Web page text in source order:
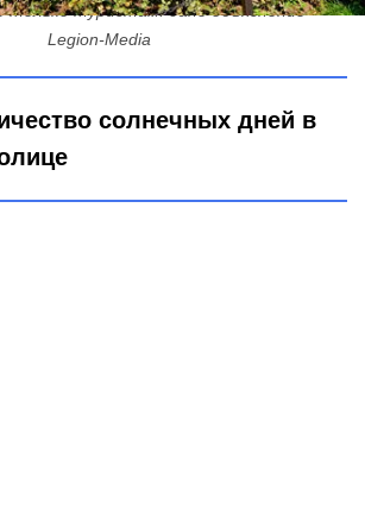
только туристам: дано объяснение
Legion-Media
солнечных дней в